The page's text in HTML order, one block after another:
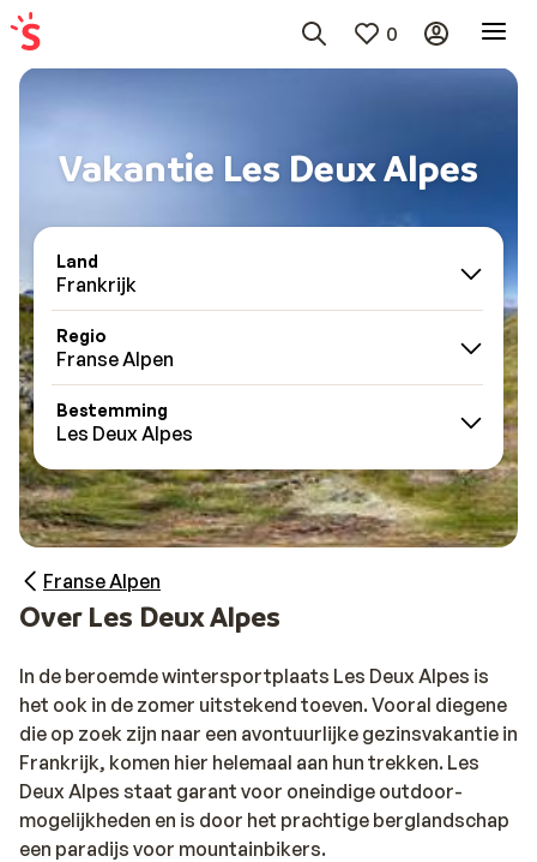
0
Vakantie Les Deux Alpes
Land
Frankrijk
Regio
Franse Alpen
Bestemming
Les Deux Alpes
Franse Alpen
Over Les Deux Alpes
In de beroemde wintersportplaats Les Deux Alpes is
het ook in de zomer uitstekend toeven. Vooral diegene
die op zoek zijn naar een avontuurlijke gezinsvakantie in
Frankrijk, komen hier helemaal aan hun trekken. Les
Deux Alpes staat garant voor oneindige outdoor-
mogelijkheden en is door het prachtige berglandschap
een paradijs voor mountainbikers.